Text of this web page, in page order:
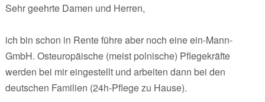
Sehr geehrte Damen und Herren,
ich bin schon in Rente führe aber noch eine ein-Mann-
GmbH. Osteuropäische (meist polnische) Pflegekräfte
werden bei mir eingestellt und arbeiten dann bei den
deutschen Familien (24h-Pflege zu Hause).